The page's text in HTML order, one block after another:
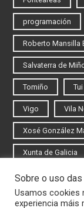
programación
Roberto Mansilla
Salvaterra de
Tomiño Tui
Vigo Vila
Xosé González
Xunta de Galicia
Iniciar
Rexistrarse
Sobre o uso
Usamos cookies
experiencia máis